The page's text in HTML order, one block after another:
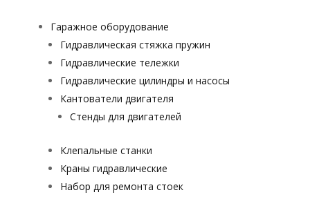
Гаражное оборудование
Гидравлическая стяжка пружин
Гидравлические тележки
Гидравлические цилиндры и насосы
Кантователи двигателя
Стенды для двигателей
Клепальные станки
Краны гидравлические
Набор для ремонта стоек